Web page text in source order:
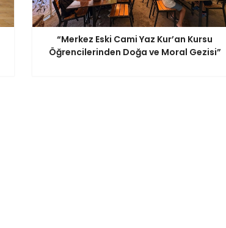
“Merkez Eski Cami Yaz Kur’an Kursu
Öğrencilerinden Doğa ve Moral Gezisi”